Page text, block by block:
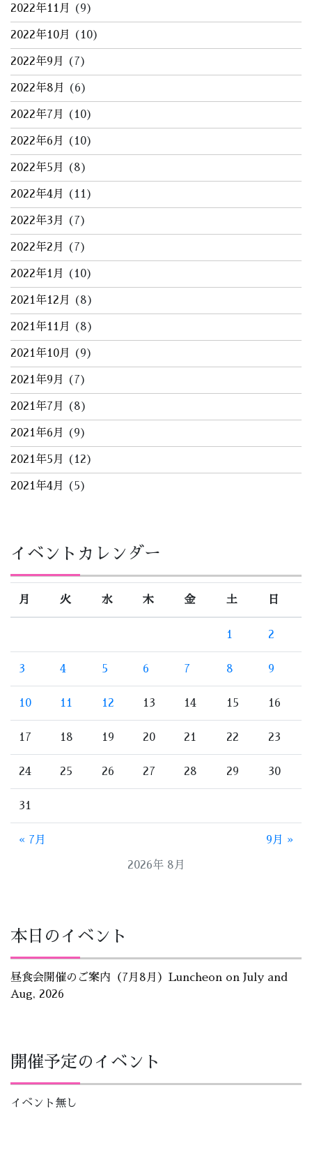
2022年11月 (9)
2022年10月 (10)
2022年9月 (7)
2022年8月 (6)
2022年7月 (10)
2022年6月 (10)
2022年5月 (8)
2022年4月 (11)
2022年3月 (7)
2022年2月 (7)
2022年1月 (10)
2021年12月 (8)
2021年11月 (8)
2021年10月 (9)
2021年9月 (7)
2021年7月 (8)
2021年6月 (9)
2021年5月 (12)
2021年4月 (5)
イベントカレンダー
2026年 8月
月 火 水 木 金 土 日
1 2
3 4 5 6 7 8 9
10 11 12 13 14 15 16
17 18 19 20 21 22 23
24 25 26 27 28 29 30
31
« 7月 9月 »
本日のイベント
昼食会開催のご案内（7月8月）Luncheon on July and
Aug, 2026
開催予定のイベント
イベント無し